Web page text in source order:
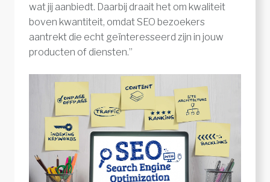
wat jij aanbiedt. Daarbij draait het om kwaliteit
boven kwantiteit, omdat SEO bezoekers
aantrekt die echt geïnteresseerd zijn in jouw
producten of diensten.”